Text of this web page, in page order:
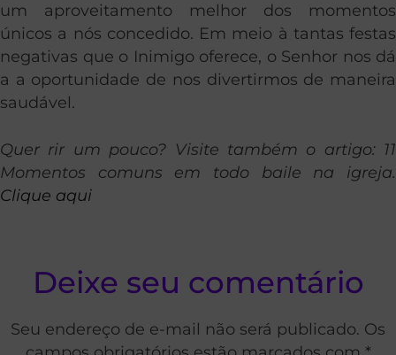
um aproveitamento melhor dos momentos
únicos a nós concedido. Em meio à tantas festas
negativas que o Inimigo oferece, o Senhor nos dá
a a oportunidade de nos divertirmos de maneira
saudável.
Quer rir um pouco? Visite também o artigo: 11
Momentos comuns em todo baile na igreja.
Clique aqui
Deixe seu comentário
Seu endereço de e-mail não será publicado. Os